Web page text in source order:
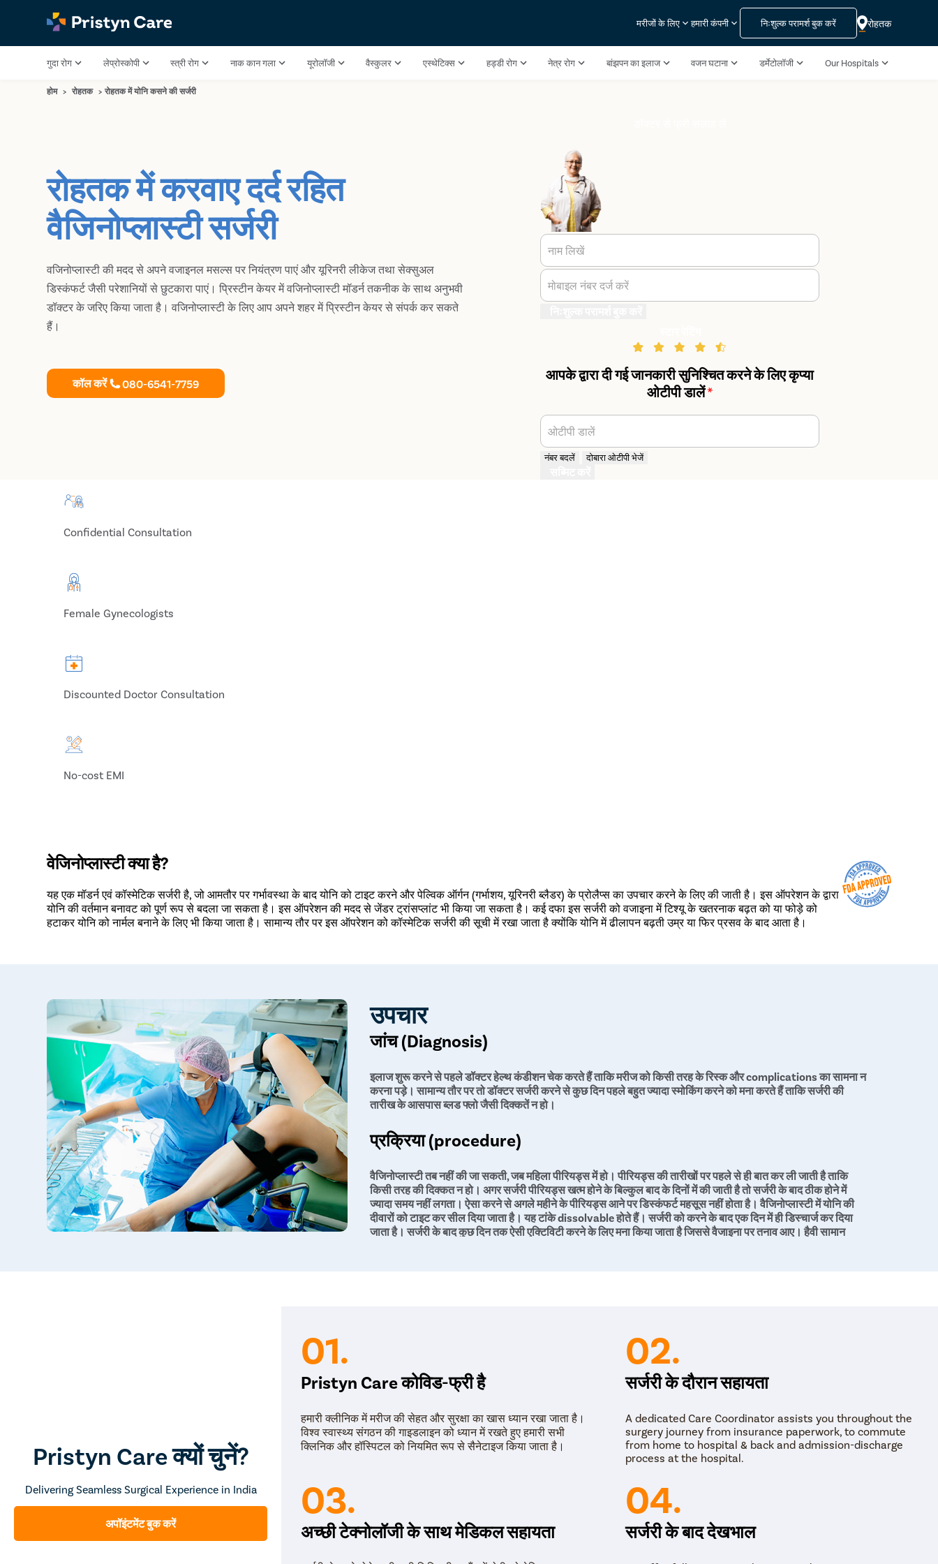
मरीजों के लिए हमारी कंपनी निःशुल्क परामर्श बुक करें रोहतक
गुदा रोग लेप्रोस्कोपी स्त्री रोग नाक कान गला यूरोलॉजी वैस्कुलर एस्थेटिक्स हड्डी रोग नेत्र रोग बांझपन का इलाज वजन घटाना डर्मेटोलॉजी Our Hospitals
होम > रोहतक > रोहतक में योनि कसने की सर्जरी
रोहतक में करवाए दर्द रहित
वैजिनोप्लास्टी सर्जरी
वजिनोप्लास्टी की मदद से अपने वजाइनल मसल्स पर नियंत्रण पाएं और यूरिनरी लीकेज तथा सेक्सुअल
डिस्कंफर्ट जैसी परेशानियों से छुटकारा पाएं। प्रिस्टीन केयर में वजिनोप्लास्टी मॉडर्न तकनीक के साथ अनुभवी
डॉक्टर के जरिए किया जाता है। वजिनोप्लास्टी के लिए आप अपने शहर में प्रिस्टीन केयर से संपर्क कर सकते
हैं।
कॉल करें 080-6541-7759
नाम लिखें
मोबाइल नंबर दर्ज करें
आपके द्वारा दी गई जानकारी सुनिश्चित करने के लिए कृप्या
ओटीपी डालें*
ओटीपी डालें
नंबर बदलें दोबारा ओटीपी भेजें
Confidential Consultation
Female Gynecologists
Discounted Doctor Consultation
No-cost EMI
वेजिनोप्लास्टी क्या है?
यह एक मॉडर्न एवं कॉस्मेटिक सर्जरी है, जो आमतौर पर गर्भावस्था के बाद योनि को टाइट करने और पेल्विक ऑर्गन (गर्भाशय, यूरिनरी ब्लैडर) के प्रोलैप्स का उपचार करने के लिए की जाती है। इस ऑपरेशन के द्वारा
योनि की वर्तमान बनावट को पूर्ण रूप से बदला जा सकता है। इस ऑपरेशन की मदद से जेंडर ट्रांसप्लांट भी किया जा सकता है। कई दफा इस सर्जरी को वजाइना में टिश्यू के खतरनाक बढ़त को या फोड़े को
हटाकर योनि को नार्मल बनाने के लिए भी किया जाता है। सामान्य तौर पर इस ऑपरेशन को कॉस्मेटिक सर्जरी की सूची में रखा जाता है क्योंकि योनि में ढीलापन बढ़ती उम्र या फिर प्रसव के बाद आता है।
उपचार
जांच (Diagnosis)
इलाज शुरू करने से पहले डॉक्टर हेल्थ कंडीशन चेक करते हैं ताकि मरीज को किसी तरह के रिस्क और complications का सामना न
करना पड़े। सामान्य तौर पर तो डॉक्टर सर्जरी करने से कुछ दिन पहले बहुत ज्यादा स्मोकिंग करने को मना करते हैं ताकि सर्जरी की
तारीख के आसपास ब्लड फ्लो जैसी दिक्कतें न हो।
प्रक्रिया (procedure)
वैजिनोप्लास्टी तब नहीं की जा सकती, जब महिला पीरियड्स में हो। पीरियड्स की तारीखों पर पहले से ही बात कर ली जाती है ताकि
किसी तरह की दिक्कत न हो। अगर सर्जरी पीरियड्स खत्म होने के बिल्कुल बाद के दिनों में की जाती है तो सर्जरी के बाद ठीक होने में
ज्यादा समय नहीं लगता। ऐसा करने से अगले महीने के पीरियड्स आने पर डिस्कंफर्ट महसूस नहीं होता है। वैजिनोप्लास्टी में योनि की
दीवारों को टाइट कर सील दिया जाता है। यह टांके dissolvable होते हैं। सर्जरी को करने के बाद एक दिन में ही डिस्चार्ज कर दिया
जाता है। सर्जरी के बाद कुछ दिन तक ऐसी एक्टिविटी करने के लिए मना किया जाता है जिससे वैजाइना पर तनाव आए। हैवी सामान
Pristyn Care क्यों चुनें?
Delivering Seamless Surgical Experience in India
अपॉइंटमेंट बुक करें
01.
Pristyn Care कोविड-फ्री है
हमारी क्लीनिक में मरीज की सेहत और सुरक्षा का खास ध्यान रखा जाता है।
विश्व स्वास्थ्य संगठन की गाइडलाइन को ध्यान में रखते हुए हमारी सभी
क्लिनिक और हॉस्पिटल को नियमित रूप से सैनेटाइज किया जाता है।
02.
सर्जरी के दौरान सहायता
A dedicated Care Coordinator assists you throughout the
surgery journey from insurance paperwork, to commute
from home to hospital & back and admission-discharge
process at the hospital.
03.
अच्छी टेक्नोलॉजी के साथ मेडिकल सहायता
04.
सर्जरी के बाद देखभाल